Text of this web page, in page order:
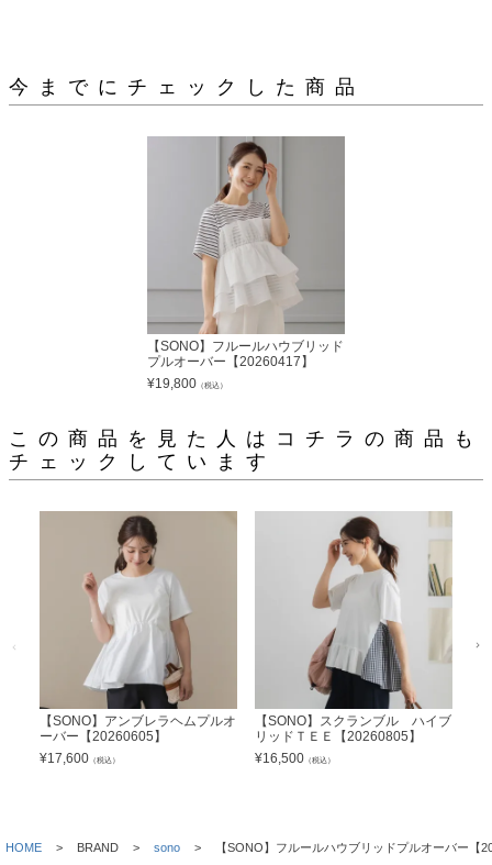
今までにチェックした商品
【SONO】フルールハウブリッド
プルオーバー【20260417】
¥19,800 （税込）
この商品を見た人はコチラの商品も
チェックしています
【SONO】アンブレラヘムプルオ
ーバー【20260605】
¥17,600 （税込）
【SONO】スクランブル ハイブ
リッドＴＥＥ【20260805】
¥16,500 （税込）
HOME BRAND sono 【SONO】フルールハウブリッドプルオーバー【